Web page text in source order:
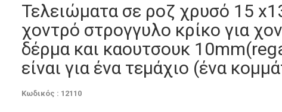
Τελειώματα σε ροζ χρυσό 15
χοντρό στρογγυλο κρίκο για
δέρμα και καουτσουκ
είναι για ένα τεμάχιο (ένα
Κωδικός : 12110